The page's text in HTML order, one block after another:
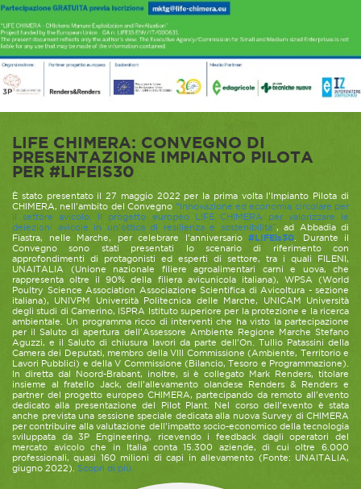
LIFE CHIMERA: CONVEGNO DI
PRESENTAZIONE IMPIANTO PILOTA
PER #LIFEIS30
È stato presentato il 27 maggio 2022 per la prima volta l’Impianto Pilota di
CHIMERA, nell’ambito del Convegno “Innovazione ed economia circolare per
il settore avicolo. Il progetto europeo LIFE CHIMERA per valorizzare le
deiezioni avicole in un’ottica di resilienza e sostenibilità”, ad Abbadia di
Fiastra, nelle Marche, per celebrare l’anniversario #LIFEis30. Durante il
Convegno sono stati presentati lo scenario di riferimento con
approfondimenti di protagonisti ed esperti di settore, tra i quali FILENI,
UNAITALIA (Unione nazionale filiere agroalimentari carni e uova, che
rappresenta oltre il 90% della filiera avicunicola italiana), WPSA (World
Poultry Science Association Associazione Scientifica di Avicoltura - sezione
italiana), UNIVPM Università Politecnica delle Marche, UNICAM Università
degli studi di Camerino, ISPRA Istituto superiore per la protezione e la ricerca
ambientale. Un programma ricco di interventi che ha visto la partecipazione
per il Saluto di apertura dell’Assessore Ambiente Regione Marche Stefano
Aguzzi, e il Saluto di chiusura lavori da parte dell’On. Tullio Patassini della
Camera dei Deputati, membro della VIII Commissione (Ambiente, Territorio e
Lavori Pubblici) e della V Commissione (Bilancio, Tesoro e Programmazione).
In diretta dal Noord-Brabant, inoltre, si è collegato Mark Renders, titolare
insieme al fratello Jack, dell’allevamento olandese Renders & Renders e
partner del progetto europeo CHIMERA, partecipando da remoto all’evento
dedicato alla presentazione del Pilot Plant. Nel corso dell’evento è stata
anche prevista una sessione speciale dedicata alla nuova Survey di CHIMERA
per contribuire alla valutazione dell’impatto socio-economico della tecnologia
sviluppata da 3P Engineering, ricevendo i feedback dagli operatori del
mercato avicolo che in Italia conta 15.300 aziende, di cui oltre 6.000
professionali, quasi 160 milioni di capi in allevamento (Fonte: UNAITALIA,
giugno 2022). Scopri di più